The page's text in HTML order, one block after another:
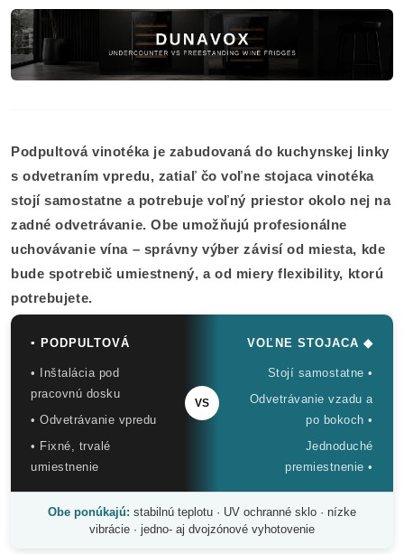
Podpultová vinotéka je zabudovaná do kuchynskej linky
s odvetraním vpredu, zatiaľ čo voľne stojaca vinotéka
stojí samostatne a potrebuje voľný priestor okolo nej na
zadné odvetrávanie. Obe umožňujú profesionálne
uchovávanie vína – správny výber závisí od miesta, kde
bude spotrebič umiestnený, a od miery flexibility, ktorú
potrebujete.
▪ PODPULTOVÁ
• Inštalácia pod
pracovnú dosku
• Odvetrávanie vpredu
• Fixné, trvalé
umiestnenie
VS
VOĽNE STOJACA ◆
Stojí samostatne •
Odvetrávanie vzadu a
po bokoch •
Jednoduché
premiestnenie •
Obe ponúkajú: stabilnú teplotu · UV ochranné sklo · nízke
vibrácie · jedno- aj dvojzónové vyhotovenie